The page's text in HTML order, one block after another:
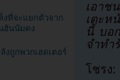
เอาช
เตะห
นี้ บอ
จำทำ
โชรง:
งที่จะแยกตัวจาก
ฮันนัมดง
ถูกพวกเฮดเตอร์